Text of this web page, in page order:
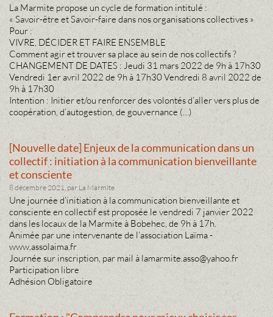
La Marmite propose un cycle de formation intitulé :
« Savoir-être et Savoir-faire dans nos organisations collectives »
Pour :
VIVRE, DÉCIDER ET FAIRE ENSEMBLE
Comment agir et trouver sa place au sein de nos collectifs ?
CHANGEMENT DE DATES : Jeudi 31 mars 2022 de 9h à 17h30
Vendredi 1er avril 2022 de 9h à 17h30 Vendredi 8 avril 2022 de
9h à 17h30
Intention : Initier et/ou renforcer des volontés d’aller vers plus de
coopération, d’autogestion, de gouvernance (…)
[Nouvelle date] Enjeux de la communication dans un
collectif : initiation à la communication bienveillante
et consciente
8 décembre 2021, par La Marmite
Une journée d’initiation à la communication bienveillante et
consciente en collectif est proposée le vendredi 7 janvier 2022
dans les locaux de la Marmite à Bobehec, de 9h à 17h.
Animée par une intervenante de l’association Laïma -
www.assolaima.fr
Journée sur inscription, par mail à lamarmite.asso@yahoo.fr
Participation libre
Adhésion Obligatoire